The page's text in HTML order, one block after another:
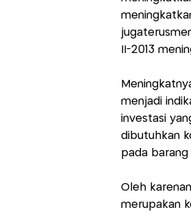
II-2013
menjadi
investasi
dibutuhkan
pada
Oleh
merupakan